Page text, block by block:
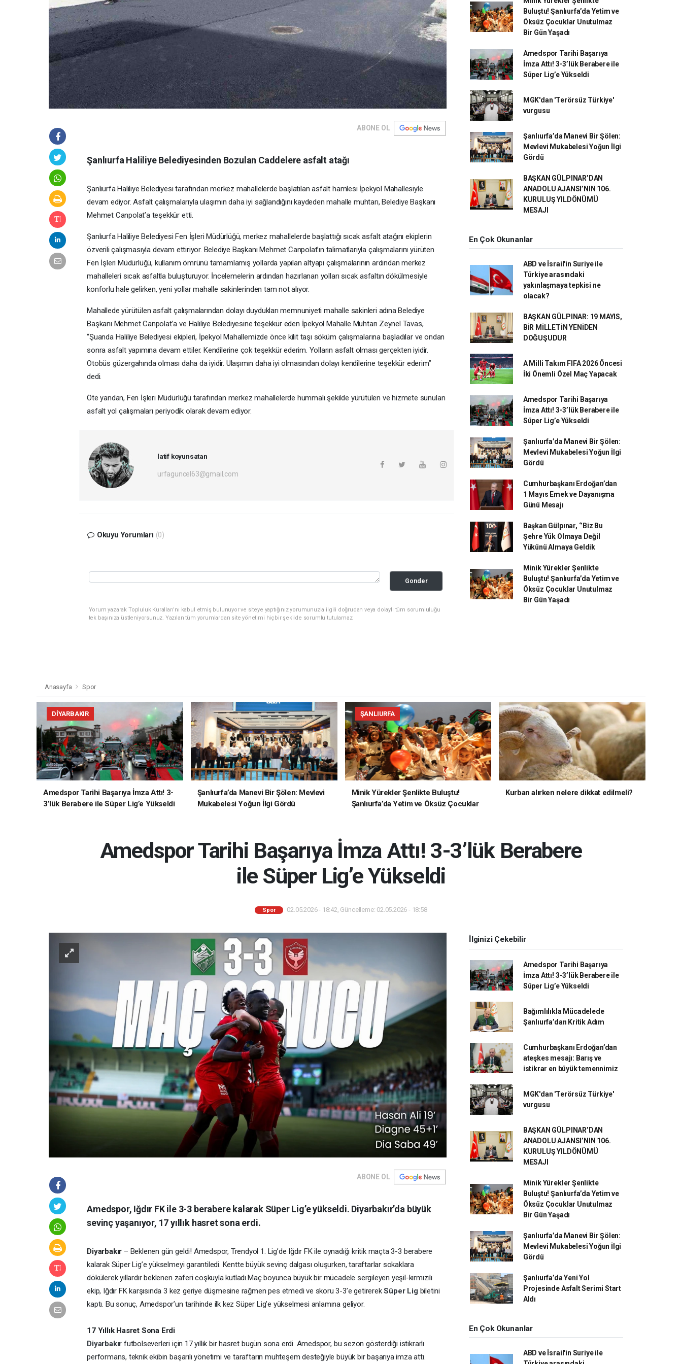
ABONE OL
Şanlıurfa Haliliye Belediyesinden Bozulan Caddelere asfalt atağı
Şanlıurfa Haliliye Belediyesi tarafından merkez mahallelerde başlatılan asfalt hamlesi İpekyol Mahallesiyle
devam ediyor. Asfalt çalışmalarıyla ulaşımın daha iyi sağlandığını kaydeden mahalle muhtarı, Belediye Başkanı
Mehmet Canpolat’a teşekkür etti.
Şanlıurfa Haliliye Belediyesi Fen İşleri Müdürlüğü, merkez mahallelerde başlattığı sıcak asfalt atağını ekiplerin
özverili çalışmasıyla devam ettiriyor. Belediye Başkanı Mehmet Canpolat’ın talimatlarıyla çalışmalarını yürüten
Fen İşleri Müdürlüğü, kullanım ömrünü tamamlamış yollarda yapılan altyapı çalışmalarının ardından merkez
mahalleleri sıcak asfaltla buluşturuyor. İncelemelerin ardından hazırlanan yolları sıcak asfaltın dökülmesiyle
konforlu hale gelirken, yeni yollar mahalle sakinlerinden tam not alıyor.
Mahallede yürütülen asfalt çalışmalarından dolayı duydukları memnuniyeti mahalle sakinleri adına Belediye
Başkanı Mehmet Canpolat’a ve Haliliye Belediyesine teşekkür eden İpekyol Mahalle Muhtarı Zeynel Tavas,
“Şuanda Haliliye Belediyesi ekipleri, İpekyol Mahallemizde önce kilit taşı söküm çalışmalarına başladılar ve ondan
sonra asfalt yapımına devam ettiler. Kendilerine çok teşekkür ederim. Yolların asfalt olması gerçekten iyidir.
Otobüs güzergahında olması daha da iyidir. Ulaşımın daha iyi olmasından dolayı kendilerine teşekkür ederim”
dedi.
Öte yandan, Fen İşleri Müdürlüğü tarafından merkez mahallelerde hummalı şekilde yürütülen ve hizmete sunulan
asfalt yol çalışmaları periyodik olarak devam ediyor.
latif koyunsatan
urfaguncel63@gmail.com
Okuyu Yorumları (0)
Gonder
Yorum yazarak Topluluk Kuralları’nı kabul etmiş bulunuyor ve siteye yaptığınız yorumunuzla ilgili doğrudan veya dolaylı tüm sorumluluğu
tek başınıza üstleniyorsunuz. Yazılan tüm yorumlardan site yönetimi hiçbir şekilde sorumlu tutulamaz.
Buluştu! Şanlıurfa’da Yetim ve
Öksüz Çocuklar Unutulmaz
Bir Gün Yaşadı
Amedspor Tarihi Başarıya
İmza Attı! 3-3’lük Berabere ile
Süper Lig’e Yükseldi
MGK'dan 'Terörsüz Türkiye'
vurgusu
Şanlıurfa’da Manevi Bir Şölen:
Mevlevi Mukabelesi Yoğun İlgi
Gördü
BAŞKAN GÜLPINAR’DAN
ANADOLU AJANSI’NIN 106.
KURULUŞ YILDÖNÜMÜ
MESAJI
En Çok Okunanlar
ABD ve İsrail'in Suriye ile
Türkiye arasındaki
yakınlaşmaya tepkisi ne
olacak?
BAŞKAN GÜLPINAR: 19 MAYIS,
BİR MİLLETİN YENİDEN
DOĞUŞUDUR
A Milli Takım FIFA 2026 Öncesi
İki Önemli Özel Maç Yapacak
Amedspor Tarihi Başarıya
İmza Attı! 3-3’lük Berabere ile
Süper Lig’e Yükseldi
Şanlıurfa’da Manevi Bir Şölen:
Mevlevi Mukabelesi Yoğun İlgi
Gördü
Cumhurbaşkanı Erdoğan’dan
1 Mayıs Emek ve Dayanışma
Günü Mesajı
Başkan Gülpınar, ‘’Biz Bu
Şehre Yük Olmaya Değil
Yükünü Almaya Geldik
Minik Yürekler Şenlikte
Buluştu! Şanlıurfa’da Yetim ve
Öksüz Çocuklar Unutulmaz
Bir Gün Yaşadı
Anasayfa Spor
DIYARBAKIR
Amedspor Tarihi Başarıya İmza Attı! 3-
3’lük Berabere ile Süper Lig’e Yükseldi
Şanlıurfa’da Manevi Bir Şölen: Mevlevi
Mukabelesi Yoğun İlgi Gördü
ŞANLIURFA
Minik Yürekler Şenlikte Buluştu!
Şanlıurfa’da Yetim ve Öksüz Çocuklar
Kurban alırken nelere dikkat edilmeli?
Amedspor Tarihi Başarıya İmza Attı! 3-3’lük Berabere
ile Süper Lig’e Yükseldi
Spor 02.05.2026 - 18:42, Güncelleme: 02.05.2026 - 18:58
ABONE OL
Amedspor, Iğdır FK ile 3-3 berabere kalarak Süper Lig’e yükseldi. Diyarbakır’da büyük
sevinç yaşanıyor, 17 yıllık hasret sona erdi.
Diyarbakır – Beklenen gün geldi! Amedspor, Trendyol 1. Lig’de Iğdır FK ile oynadığı kritik maçta 3-3 berabere
kalarak Süper Lig’e yükselmeyi garantiledi. Kentte büyük sevinç dalgası oluşurken, taraftarlar sokaklara
dökülerek yıllardır beklenen zaferi coşkuyla kutladı.Maç boyunca büyük bir mücadele sergileyen yeşil-kırmızılı
ekip, Iğdır FK karşısında 3 kez geriye düşmesine rağmen pes etmedi ve skoru 3-3’e getirerekSüper Lig biletini
kaptı. Bu sonuç, Amedspor’un tarihinde ilk kez Süper Lig’e yükselmesi anlamına geliyor.
17 Yıllık Hasret Sona Erdi
Diyarbakır futbolseverleri için 17 yıllık bir hasret bugün sona erdi. Amedspor, bu sezon gösterdiği istikrarlı
performans, teknik ekibin başarılı yönetimi ve taraftarın muhteşem desteğiyle büyük bir başarıya imza attı.
İlginizi Çekebilir
Amedspor Tarihi Başarıya
İmza Attı! 3-3’lük Berabere ile
Süper Lig’e Yükseldi
Bağımlılıkla Mücadelede
Şanlıurfa’dan Kritik Adım
Cumhurbaşkanı Erdoğan’dan
ateşkes mesajı: Barış ve
istikrar en büyük temennimiz
MGK'dan 'Terörsüz Türkiye'
vurgusu
BAŞKAN GÜLPINAR’DAN
ANADOLU AJANSI’NIN 106.
KURULUŞ YILDÖNÜMÜ
MESAJI
Minik Yürekler Şenlikte
Buluştu! Şanlıurfa’da Yetim ve
Öksüz Çocuklar Unutulmaz
Bir Gün Yaşadı
Şanlıurfa’da Manevi Bir Şölen:
Mevlevi Mukabelesi Yoğun İlgi
Gördü
Şanlıurfa’da Yeni Yol
Projesinde Asfalt Serimi Start
Aldı
En Çok Okunanlar
ABD ve İsrail'in Suriye ile